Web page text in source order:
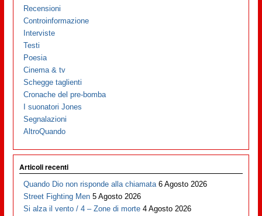
Recensioni
Controinformazione
Interviste
Testi
Poesia
Cinema & tv
Schegge taglienti
Cronache del pre-bomba
I suonatori Jones
Segnalazioni
AltroQuando
Articoli recenti
Quando Dio non risponde alla chiamata 6 Agosto 2026
Street Fighting Men 5 Agosto 2026
Si alza il vento / 4 – Zone di morte 4 Agosto 2026